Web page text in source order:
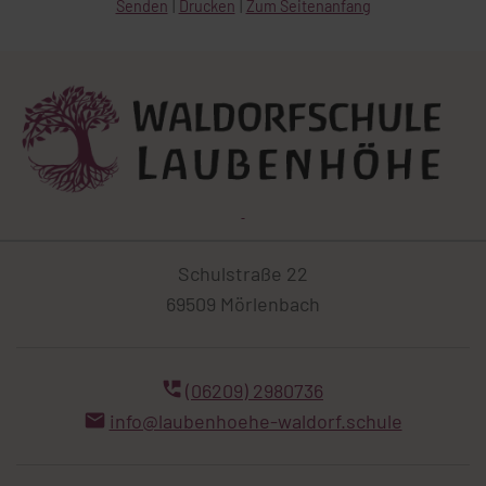
Senden
Drucken Zum Seitenanfang
Schulstraße 22
69509 Mörlenbach
(06209) 2980736
info@laubenhoehe-waldorf.schule